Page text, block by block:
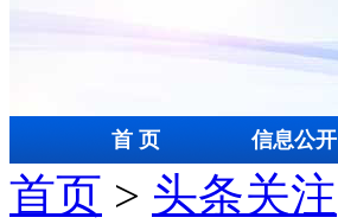
首 页 信息公开
首页 > 头条关注